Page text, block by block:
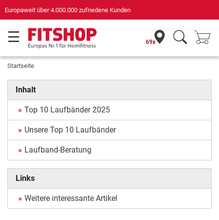
für Sportgeräte (n-tv+DISQ 2016-2024)
69x
Startseite
Inhalt
Top 10 Laufbänder 2025
Unsere Top 10 Laufbänder
Laufband-Beratung
Links
Weitere interessante Artikel